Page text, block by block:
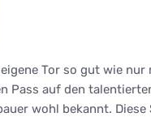
Tor so gut wie
auf den
wohl bekannt.